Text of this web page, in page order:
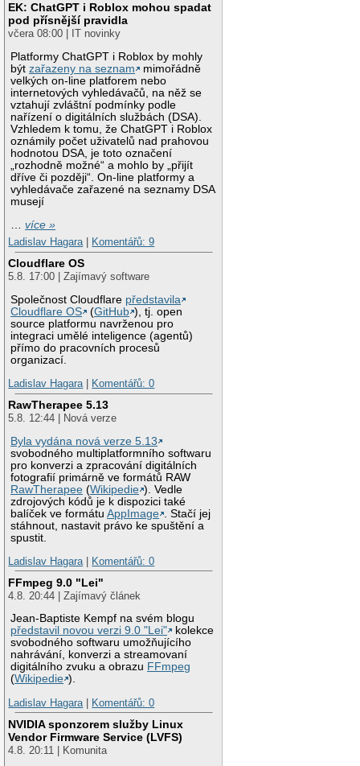
EK: ChatGPT i Roblox mohou spadat
pod přísnější pravidla
včera 08:00 | IT novinky
Platformy ChatGPT i Roblox by mohly
býtzařazeny na seznam
mimořádně
velkých on-line platforem nebo
internetových vyhledávačů, na něž se
vztahují zvláštní podmínky podle
nařízení o digitálních službách (DSA).
Vzhledem k tomu, že ChatGPT i Roblox
oznámily počet uživatelů nad prahovou
hodnotou DSA, je toto označení
„rozhodně možné“ a mohlo by „přijít
dříve či později“. On-line platformy a
vyhledávače zařazené na seznamy DSA
musejí
…více »
Ladislav Hagara| Komentářů: 9
Cloudflare OS
5.8. 17:00 | Zajímavý software
Společnost Cloudflare představila
Cloudflare OS
(GitHub ), tj. open
source platformu navrženou pro
integraci umělé inteligence (agentů)
přímo do pracovních procesů
organizací.
Ladislav Hagara| Komentářů: 0
RawTherapee 5.13
5.8. 12:44 | Nová verze
Byla vydána nová verze 5.13
svobodného multiplatformního softwaru
pro konverzi a zpracování digitálních
fotografií primárně ve formátů RAW
RawTherapee (Wikipedie ). Vedle
zdrojových kódů je k dispozici také
balíček ve formátuAppImage
. Stačí jej
stáhnout, nastavit právo ke spuštění a
spustit.
Ladislav Hagara| Komentářů: 0
FFmpeg 9.0 "Lei"
4.8. 20:44 | Zajímavý článek
Jean-Baptiste Kempf na svém blogu
představil novou verzi 9.0 "Lei"
kolekce
svobodného softwaru umožňujícího
nahrávání, konverzi a streamovaní
digitálního zvuku a obrazu FFmpeg
(Wikipedie ).
Ladislav Hagara| Komentářů: 0
NVIDIA sponzorem služby Linux
Vendor Firmware Service (LVFS)
4.8. 20:11 | Komunita